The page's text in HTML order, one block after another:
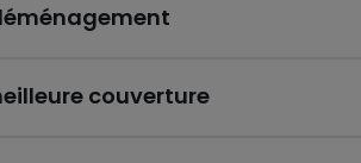
couverture